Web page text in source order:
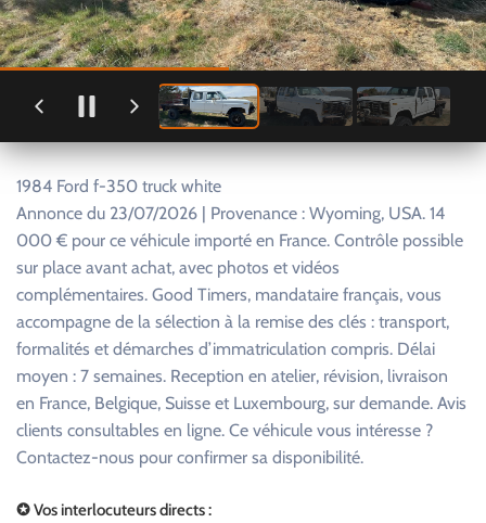
1984 Ford f-350 truck white
Annonce du 23/07/2026 | Provenance : Wyoming, USA. 14
000 € pour ce véhicule importé en France. Contrôle possible
sur place avant achat, avec photos et vidéos
complémentaires. Good Timers, mandataire français, vous
accompagne de la sélection à la remise des clés : transport,
formalités et démarches d’immatriculation compris. Délai
moyen : 7 semaines. Reception en atelier, révision, livraison
en France, Belgique, Suisse et Luxembourg, sur demande. Avis
clients consultables en ligne. Ce véhicule vous intéresse ?
Contactez-nous pour confirmer sa disponibilité.
✪ Vos interlocuteurs directs :